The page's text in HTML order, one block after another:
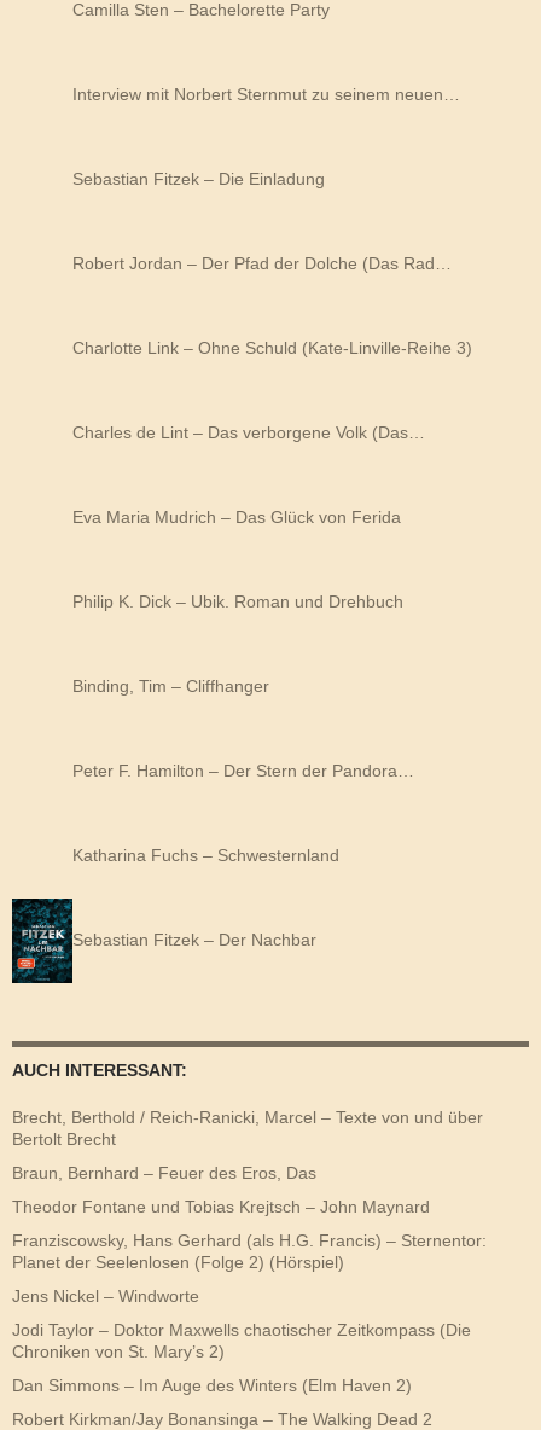
Camilla Sten – Bachelorette Party
Interview mit Norbert Sternmut zu seinem neuen…
Sebastian Fitzek – Die Einladung
Robert Jordan – Der Pfad der Dolche (Das Rad…
Charlotte Link – Ohne Schuld (Kate-Linville-Reihe 3)
Charles de Lint – Das verborgene Volk (Das…
Eva Maria Mudrich – Das Glück von Ferida
Philip K. Dick – Ubik. Roman und Drehbuch
Binding, Tim – Cliffhanger
Peter F. Hamilton – Der Stern der Pandora…
Katharina Fuchs – Schwesternland
Sebastian Fitzek – Der Nachbar
AUCH INTERESSANT:
Brecht, Berthold / Reich-Ranicki, Marcel – Texte von und über
Bertolt Brecht
Braun, Bernhard – Feuer des Eros, Das
Theodor Fontane und Tobias Krejtsch – John Maynard
Franziscowsky, Hans Gerhard (als H.G. Francis) – Sternentor:
Planet der Seelenlosen (Folge 2) (Hörspiel)
Jens Nickel – Windworte
Jodi Taylor – Doktor Maxwells chaotischer Zeitkompass (Die
Chroniken von St. Mary’s 2)
Dan Simmons – Im Auge des Winters (Elm Haven 2)
Robert Kirkman/Jay Bonansinga – The Walking Dead 2